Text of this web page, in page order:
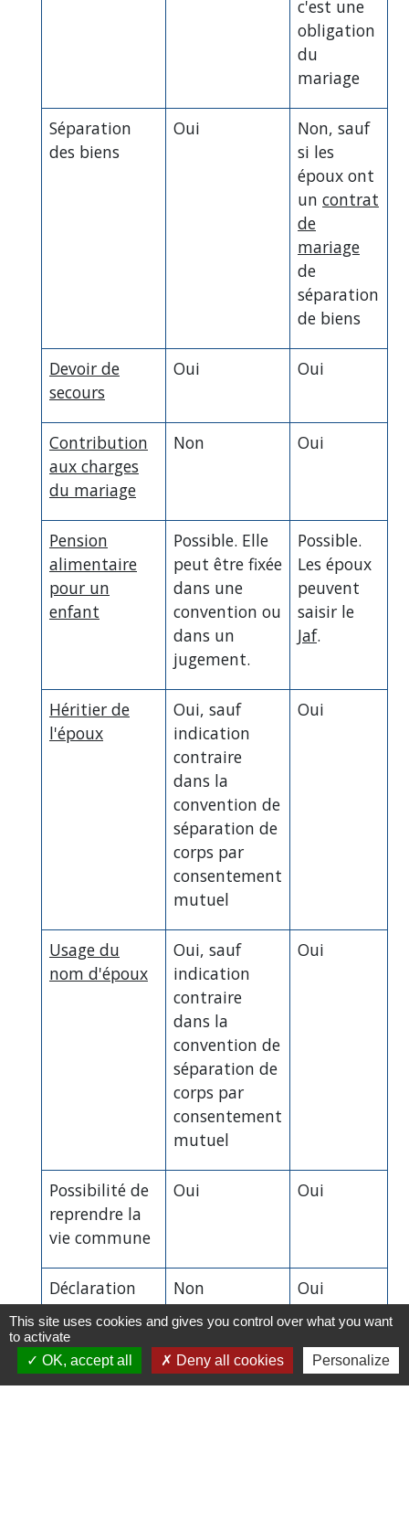
c'est une
obligation
du
mariage
Séparation
des biens
Oui
Non, sauf
si les
époux ont
un contrat
de
mariage
de
séparation
de biens
Devoir de
secours
Oui Oui
Contribution
aux charges
du mariage
Non Oui
Pension
alimentaire
pour un
enfant
Possible. Elle
peut être fixée
dans une
convention ou
dans un
jugement.
Possible.
Les époux
peuvent
saisir le
Jaf.
Héritier de
l'époux
Oui, sauf
indication
contraire
dans la
convention de
séparation de
corps par
consentement
mutuel
Oui
Usage du
nom d'époux
Oui, sauf
indication
contraire
dans la
convention de
séparation de
corps par
consentement
mutuel
Oui
Possibilité de
reprendre la
vie commune
Oui Oui
Déclaration
de revenus
conjointe
Non Oui
This site uses cookies and gives you control over what you want
to activate
OK, accept all
Deny all cookies Personalize